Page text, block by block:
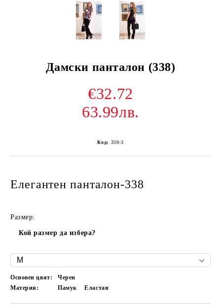
Дамски панталон (338)
€32.72
63.99лв.
Код: 338-3
Елегантен панталон-338
Размер:
Кой размер да избера?
Основен цвят:
Черен
Материя:
Памук Еластан